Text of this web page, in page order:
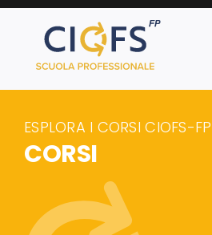
Salta
contenuto
CIOFS-FP Piemonte
Corsi
ESPLORA I CORSI CIOFS-
CORSI